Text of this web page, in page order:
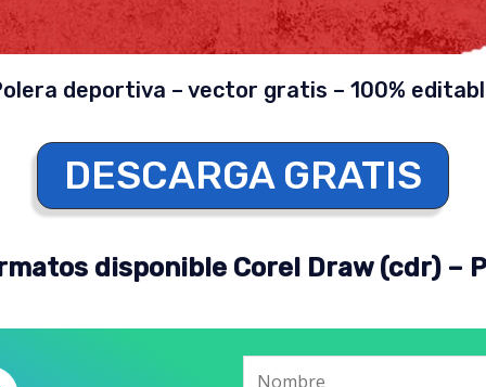
deportiva – vector gratis – 100%
DESCARGA GRATIS
disponible Corel Draw (cdr) –